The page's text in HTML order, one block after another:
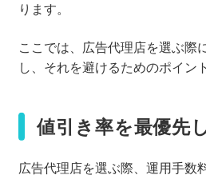
ります。
ここでは、広告代理店を選ぶ際
し、それを避けるためのポイン
値引き率を最優先
広告代理店を選ぶ際、運用手数